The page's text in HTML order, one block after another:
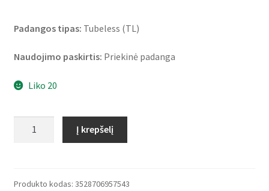
Padangos tipas: Tubeless (TL)
Naudojimo paskirtis: Priekinė padanga
Liko 20
6
Į krepšelį
Produkto kodas: 3528706957543